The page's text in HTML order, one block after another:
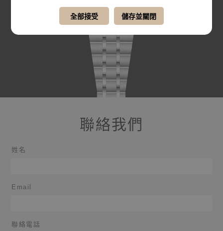
聯絡我們
姓名
Email
聯絡電話
全部接受 儲存並關閉